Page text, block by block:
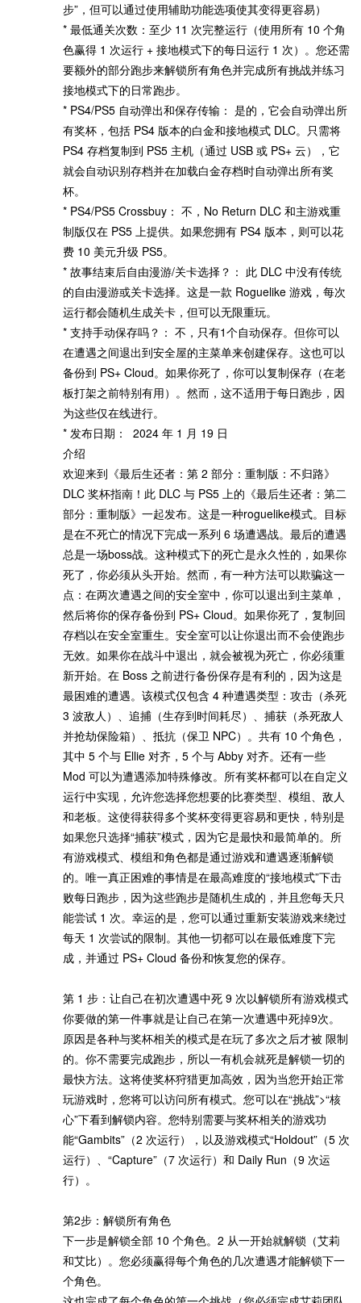
步”，但可以通过使用辅助功能选项使其变得更容易）
* 最低通关次数：至少 11 次完整运行（使用所有 10 个角
色赢得 1 次运行 + 接地模式下的每日运行 1 次）。您还需
要额外的部分跑步来解锁所有角色并完成所有挑战并练习
接地模式下的日常跑步。
* PS4/PS5 自动弹出和保存传输： 是的，它会自动弹出所
有奖杯，包括 PS4 版本的白金和接地模式 DLC。只需将
PS4 存档复制到 PS5 主机（通过 USB 或 PS+ 云），它
就会自动识别存档并在加载白金存档时自动弹出所有奖
杯。
* PS4/PS5 Crossbuy： 不，No Return DLC 和主游戏重
制版仅在 PS5 上提供。如果您拥有 PS4 版本，则可以花
费 10 美元升级 PS5。
* 故事结束后自由漫游/关卡选择？： 此 DLC 中没有传统
的自由漫游或关卡选择。这是一款 Roguelike 游戏，每次
运行都会随机生成关卡，但可以无限重玩。
* 支持手动保存吗？： 不，只有1个自动保存。但你可以
在遭遇之间退出到安全屋的主菜单来创建保存。这也可以
备份到 PS+ Cloud。如果你死了，你可以复制保存（在老
板打架之前特别有用）。然而，这不适用于每日跑步，因
为这些仅在线进行。
* 发布日期： 2024 年 1 月 19 日
介绍
欢迎来到《最后生还者：第 2 部分：重制版：不归路》
DLC 奖杯指南！此 DLC 与 PS5 上的《最后生还者：第二
部分：重制版》一起发布。这是一种roguelike模式。目标
是在不死亡的情况下完成一系列 6 场遭遇战。最后的遭遇
总是一场boss战。这种模式下的死亡是永久性的，如果你
死了，你必须从头开始。然而，有一种方法可以欺骗这一
点：在两次遭遇之间的安全室中，你可以退出到主菜单，
然后将你的保存备份到 PS+ Cloud。如果你死了，复制回
存档以在安全室重生。安全室可以让你退出而不会使跑步
无效。如果你在战斗中退出，就会被视为死亡，你必须重
新开始。在 Boss 之前进行备份保存是有利的，因为这是
最困难的遭遇。该模式仅包含 4 种遭遇类型：攻击（杀死
3 波敌人）、追捕（生存到时间耗尽）、捕获（杀死敌人
并抢劫保险箱）、抵抗（保卫 NPC）。共有 10 个角色，
其中 5 个与 Ellie 对齐，5 个与 Abby 对齐。还有一些
Mod 可以为遭遇添加特殊修改。所有奖杯都可以在自定义
运行中实现，允许您选择您想要的比赛类型、模组、敌人
和老板。这使得获得多个奖杯变得更容易和更快，特别是
如果您只选择“捕获”模式，因为它是最快和最简单的。所
有游戏模式、模组和角色都是通过游戏和遭遇逐渐解锁
的。唯一真正困难的事情是在最高难度的“接地模式”下击
败每日跑步，因为这些跑步是随机生成的，并且您每天只
能尝试 1 次。幸运的是，您可以通过重新安装游戏来绕过
每天 1 次尝试的限制。其他一切都可以在最低难度下完
成，并通过 PS+ Cloud 备份和恢复您的保存。
第 1 步：让自己在初次遭遇中死 9 次以解锁所有游戏模式
你要做的第一件事就是让自己在第一次遭遇中死掉9次。
原因是各种与奖杯相关的模式是在玩了多次之后才被 限制
的。你不需要完成跑步，所以一有机会就死是解锁一切的
最快方法。这将使奖杯狩猎更加高效，因为当您开始正常
玩游戏时，您将可以访问所有模式。您可以在“挑战”>“核
心”下看到解锁内容。您特别需要与奖杯相关的游戏功
能“Gambits”（2 次运行），以及游戏模式“Holdout”（5 次
运行）、“Capture”（7 次运行）和 Daily Run（9 次运
行）。
第2步：解锁所有角色
下一步是解锁全部 10 个角色。2 从一开始就解锁（艾莉
和艾比）。您必须赢得每个角色的几次遭遇才能解锁下一
个角色。